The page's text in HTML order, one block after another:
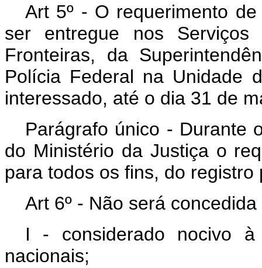
Art 5º - O requerimento
ser entregue nos
Fronteiras, da
Polícia Federal na
interessado, até o dia 31 de
Parágrafo único - Durante
do Ministério da Justiça o
para todos os fins, do registro
Art 6º - Não será
I - considerado nocivo
nacionais;